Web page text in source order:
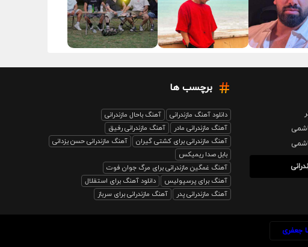
برچسب ها
دانلود آهنگ مازندرانی
آهنگ باحال مازندرانی
آهنگ مازندرانی مادر
آهنگ مازندرانی رفیق
آهنگ مازندرانی برای کشتی گیران
آهنگ مازندرانی حسن یزدانی
بابل صدا ریمیکس
آهنگ غمگین مازندرانی برای مرگ جوان فوت
آهنگ برای پرسپولیس
دانلود آهنگ برای استقلال
آهنگ مازندرانی پدر
آهنگ مازندرانی برای سرباز
جعفری